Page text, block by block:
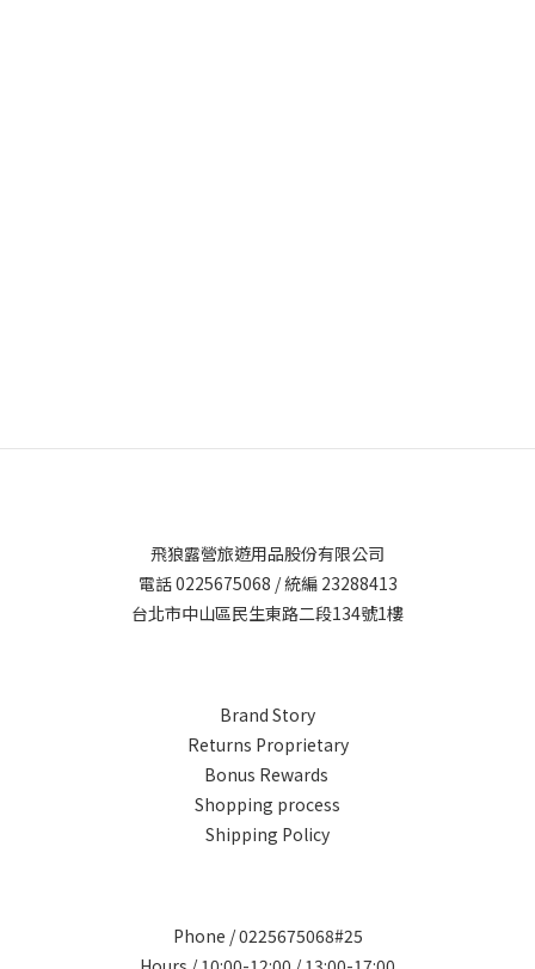
飛狼露營旅遊用品股份有限公司
電話 0225675068 / 統編 23288413
台北市中山區民生東路二段134號1樓
Brand Story
Returns Proprietary
Bonus Rewards
Shopping process
Shipping Policy
Phone / 0225675068#25